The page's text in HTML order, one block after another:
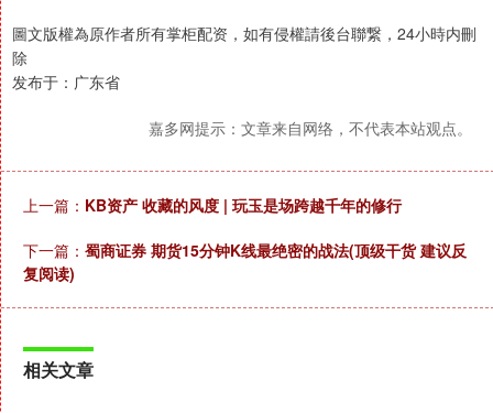
圖文版權為原作者所有掌柜配资，如有侵權請後台聯繋，24小時内刪
除
发布于：广东省
嘉多网提示：文章来自网络，不代表本站观点。
上一篇： KB资产 收藏的风度 | 玩玉是场跨越千年的修行
下一篇： 蜀商证券 期货15分钟K线最绝密的战法(顶级干货 建议反
复阅读)
相关文章